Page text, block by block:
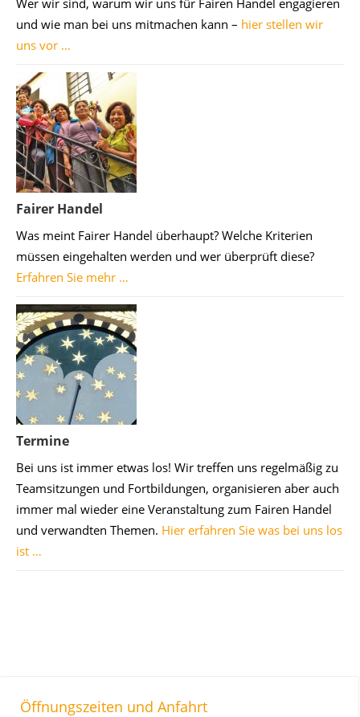
und wie man bei uns mitmachen kann – hier stellen wir
uns vor …
Fairer Handel
Was meint Fairer Handel überhaupt? Welche Kriterien
müssen eingehalten werden und wer überprüft diese?
Erfahren Sie mehr …
Termine
Bei uns ist immer etwas los! Wir treffen uns regelmäßig zu
Teamsitzungen und Fortbildungen, organisieren aber auch
immer mal wieder eine Veranstaltung zum Fairen Handel
und verwandten Themen. Hier erfahren Sie was bei uns los
ist …
Öffnungszeiten und Anfahrt